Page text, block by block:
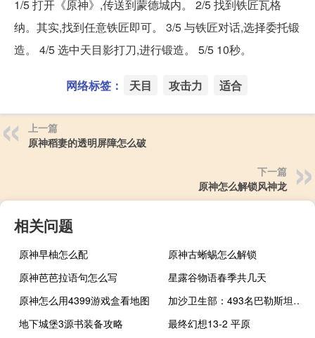
1/5 打开《原神》,传送到蒙德城内。 2/5 找到铁匠瓦格
纳。其实,找到任意铁匠即可。 3/5 与铁匠对话,选择委托锻
造。 4/5 选中天目影打刀,进行锻造。 5/5 10秒。
网络标签： 天目 攻击力 适合
上一篇
原神稻妻的透明屏障怎么破
下一篇
原神怎么解锁风神龙
相关问题
原神早柚怎么配
原神古蜥蜴怎么解锁
原神芭芭拉语句怎么写
星露谷物语春季共几天
原神怎么用4399游戏盒看地图
加沙卫生部：493名巴勒斯坦人在以色列的袭击中死亡另有2751人受伤
地下城堡3源书装备攻略
最终幻想13-2 平原